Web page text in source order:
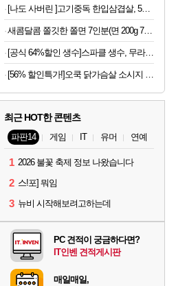
[나도 사버린 ]고기중독 한입삼겹살, 500g, 4개
새콤달콤 쫄깃한 쫄면 7인분(면 200g 7봉+소스 50g 7봉)
[공식 64%할인 생수]스파클 생수, 무라벨, 2L, 24개
[56% 할인특가!]오쿡 닭가슴살 소시지 핫바 6종, 70g, 12개
최근 HOT한 콘텐츠
파판14 게임 IT 유머 연예
1 2026 불꽃 축제 정보 나왔습니다
2 스!포] 뭐임
3 뉴비 시작해보려고하는데
PC 견적이 궁금하다면?
IT인벤 견적게시판
매일매일,